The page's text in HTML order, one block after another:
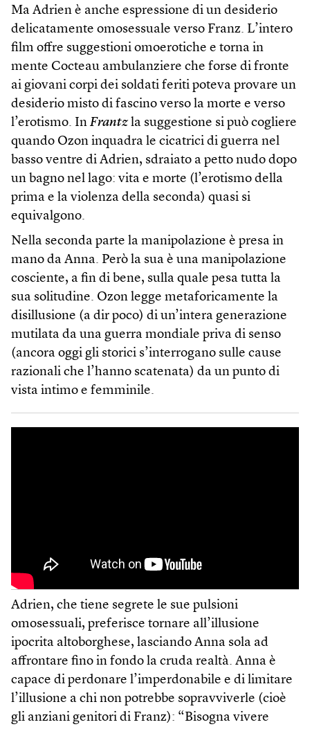
Ma Adrien è anche espressione di un desiderio
delicatamente omosessuale verso Franz. L’intero
film offre suggestioni omoerotiche e torna in
mente Cocteau ambulanziere che forse di fronte
ai giovani corpi dei soldati feriti poteva provare un
desiderio misto di fascino verso la morte e verso
l’erotismo. In Frantzla suggestione si può cogliere
quando Ozon inquadra le cicatrici di guerra nel
basso ventre di Adrien, sdraiato a petto nudo dopo
un bagno nel lago: vita e morte (l’erotismo della
prima e la violenza della seconda) quasi si
equivalgono.
Nella seconda parte la manipolazione è presa in
mano da Anna. Però la sua è una manipolazione
cosciente, a fin di bene, sulla quale pesa tutta la
sua solitudine. Ozon legge metaforicamente la
disillusione (a dir poco) di un’intera generazione
mutilata da una guerra mondiale priva di senso
(ancora oggi gli storici s’interrogano sulle cause
razionali che l’hanno scatenata) da un punto di
vista intimo e femminile.
Adrien, che tiene segrete le sue pulsioni
omosessuali, preferisce tornare all’illusione
ipocrita altoborghese, lasciando Anna sola ad
affrontare fino in fondo la cruda realtà. Anna è
capace di perdonare l’imperdonabile e di limitare
l’illusione a chi non potrebbe sopravviverle (cioè
gli anziani genitori di Franz): “Bisogna vivere